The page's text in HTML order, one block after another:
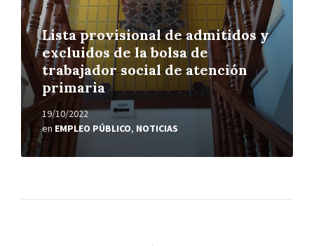
Lista provisional de admitidos y
excluidos de la bolsa de
trabajador social de atención
primaria
19/10/2022
en EMPLEO PÚBLICO, NOTICIAS